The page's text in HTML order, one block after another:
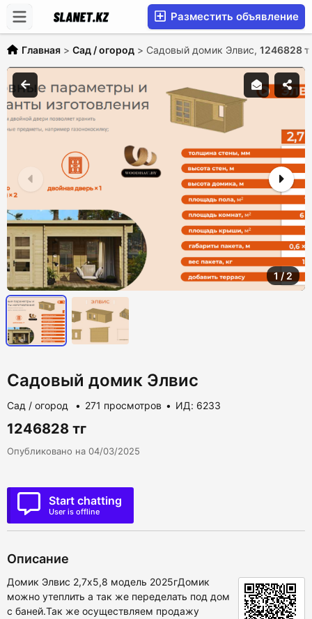
Разместить объявление
Главная > Сад / огород > Садовый домик Элвис, 1246828
1/2
Садовый домик Элвис
Сад / огород 271 просмотров ИД: 6233
1246828 тг
Опубликовано на 04/03/2025
Start chatting
User is offline
Описание
Домик Элвис 2,7х5,8 модель 2025гДомик
можно утеплить а так же переделать под дом
с баней.Так же осуществляем продажу